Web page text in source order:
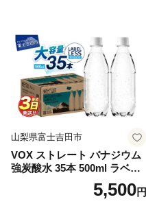
山梨県富士吉田市
VOX ストレート バナジウム
強炭酸水 35本 500ml ラベル
レス【富士吉田市限定カート
5,500円